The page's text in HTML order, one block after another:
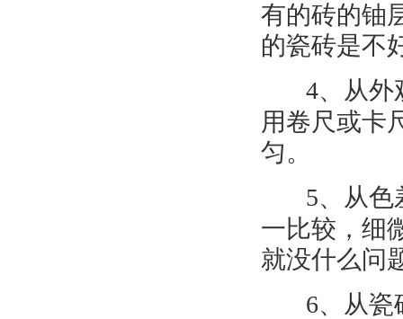
有的砖的铀
的瓷砖是不
4、从外
用卷尺或卡
匀。
5、从色
一比较，细
就没什么问
6、从瓷